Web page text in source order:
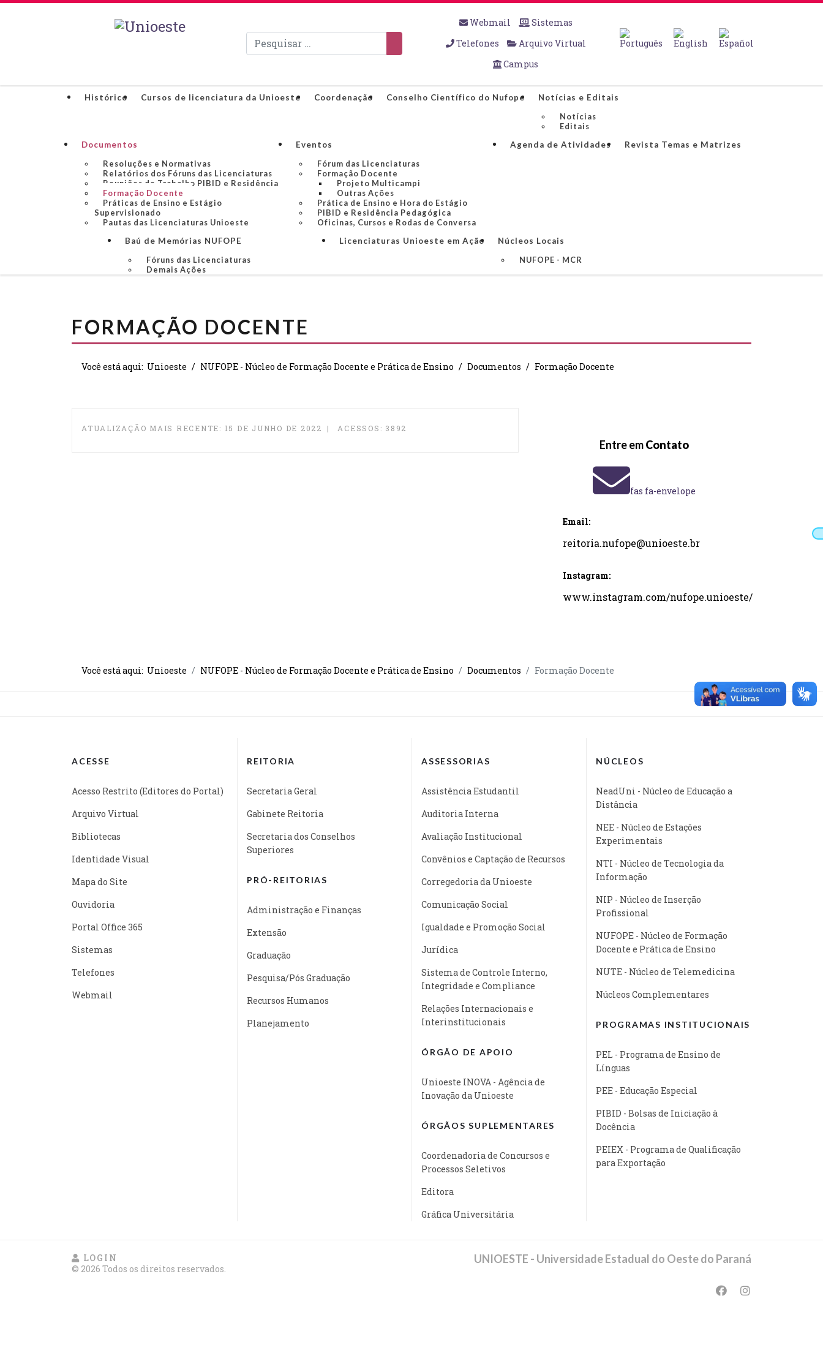
Pesquisar
Webmail
Sistemas
Telefones
Arquivo Virtual
Campus
Histórico Cursos de licenciatura da Unioeste Coordenação Conselho Científico do Nufope
Notícias e Editais
Notícias
Editais
Documentos
Resoluções e Normativas
Relatórios dos Fóruns das Licenciaturas
Reuniões de Trabalho PIBID e Residência
Formação Docente
Práticas de Ensino e Estágio
Supervisionado
Pautas das Licenciaturas Unioeste
Eventos
Fórum das Licenciaturas
Formação Docente
Projeto Multicampi
Outras Ações
Prática de Ensino e Hora do Estágio
PIBID e Residência Pedagógica
Oficinas, Cursos e Rodas de Conversa
Agenda de Atividades Revista Temas e Matrizes
Baú de Memórias NUFOPE
Fóruns das Licenciaturas
Demais Ações
Licenciaturas Unioeste em Ação
Núcleos Locais
NUFOPE - MCR
FORMAÇÃO DOCENTE
Você está aqui: Unioeste NUFOPE - Núcleo de Formação Docente e Prática de Ensino Documentos Formação Docente
ATUALIZAÇÃO MAIS RECENTE: 15 DE JUNHO DE 2022 ACESSOS: 3892
Entre emContato
fas fa-envelope
Email:
reitoria.nufope@unioeste.br
Instagram:
www.instagram.com/nufope.unioeste/
Você está aqui: Unioeste NUFOPE - Núcleo de Formação Docente e Prática de Ensino Documentos Formação Docente
ACESSE
Acesso Restrito (Editores do Portal)
Arquivo Virtual
Bibliotecas
Identidade Visual
Mapa do Site
Ouvidoria
Portal Office 365
Sistemas
Telefones
Webmail
REITORIA
Secretaria Geral
Gabinete Reitoria
Secretaria dos Conselhos
Superiores
PRÓ-REITORIAS
Administração e Finanças
Extensão
Graduação
Pesquisa/Pós Graduação
Recursos Humanos
Planejamento
ASSESSORIAS
Assistência Estudantil
Auditoria Interna
Avaliação Institucional
Convênios e Captação de Recursos
Corregedoria da Unioeste
Comunicação Social
Igualdade e Promoção Social
Jurídica
Sistema de Controle Interno,
Integridade e Compliance
Relações Internacionais e
Interinstitucionais
ÓRGÃO DE APOIO
Unioeste INOVA - Agência de
Inovação da Unioeste
ÓRGÃOS SUPLEMENTARES
Coordenadoria de Concursos e
Processos Seletivos
Editora
Gráfica Universitária
NÚCLEOS
NeadUni - Núcleo de Educação a
Distância
NEE - Núcleo de Estações
Experimentais
NTI - Núcleo de Tecnologia da
Informação
NIP - Núcleo de Inserção
Profissional
NUFOPE - Núcleo de Formação
Docente e Prática de Ensino
NUTE - Núcleo de Telemedicina
Núcleos Complementares
PROGRAMAS INSTITUCIONAIS
PEL - Programa de Ensino de
Línguas
PEE - Educação Especial
PIBID - Bolsas de Iniciação à
Docência
PEIEX - Programa de Qualificação
para Exportação
LOGIN
© 2026 Todos os direitos reservados.
UNIOESTE - Universidade Estadual do Oeste do Paraná